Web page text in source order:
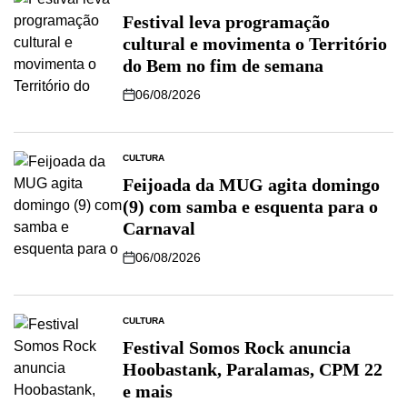
Festival leva programação
cultural e movimenta o Território
do Bem no fim de semana
06/08/2026
CULTURA
Feijoada da MUG agita domingo
(9) com samba e esquenta para o
Carnaval
06/08/2026
CULTURA
Festival Somos Rock anuncia
Hoobastank, Paralamas, CPM 22
e mais